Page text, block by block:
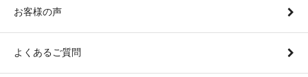
お客様の声
よくあるご質問